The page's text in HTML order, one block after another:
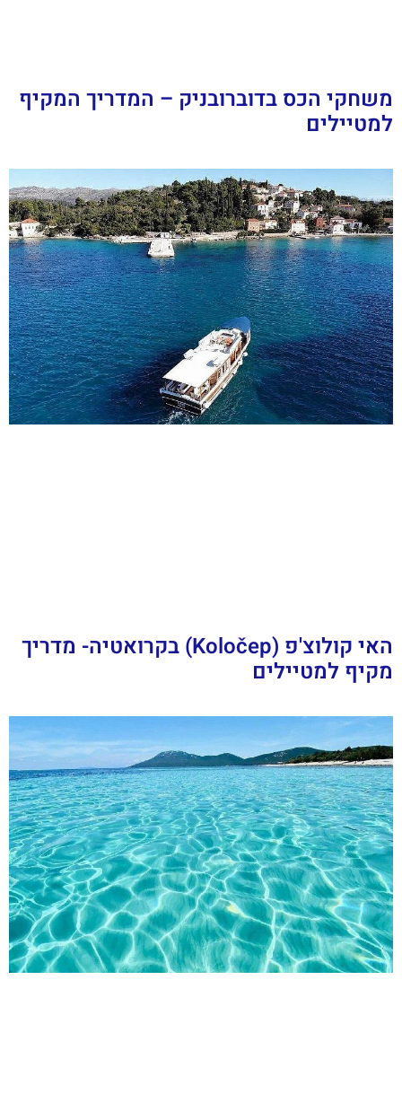
משחקי הכס בדוברובניק – המדריך המקיף
למטיילים
האי קולוצ'פ (Koločep) בקרואטיה- מדריך
מקיף למטיילים